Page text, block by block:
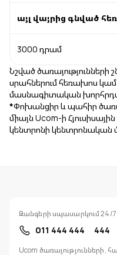
այլ վայրից գնված
3000 դրամ
Նշված
սրահներում հեռախոս
մասնագիտական
*Փոխանցիր և պահիր
միայն Ucom-ի
կենտրոնի կենտրոնական
Զանգերի սպասարկում 24/7
011 444 444 444
Ucom ծառայությունների,